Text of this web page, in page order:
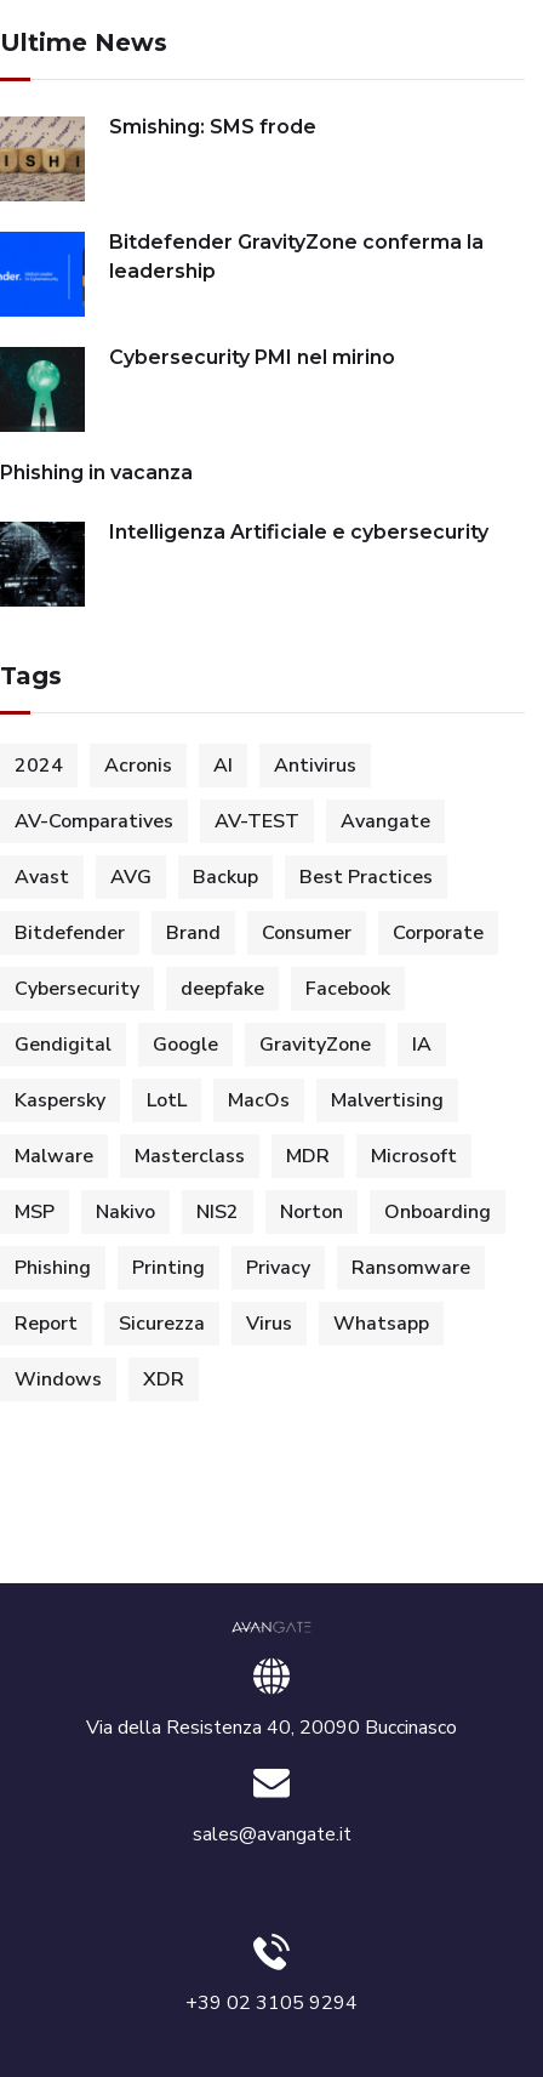
Ultime News
Smishing: SMS frode
Bitdefender GravityZone conferma la
leadership
Cybersecurity PMI nel mirino
Phishing in vacanza
Intelligenza Artificiale e cybersecurity
Tags
2024 Acronis AI Antivirus
AV-Comparatives AV-TEST Avangate
Avast AVG Backup Best Practices
Bitdefender Brand Consumer Corporate
Cybersecurity deepfake Facebook
Gendigital Google GravityZone IA
Kaspersky LotL MacOs Malvertising
Malware Masterclass MDR Microsoft
MSP Nakivo NIS2 Norton Onboarding
Phishing Printing Privacy Ransomware
Report Sicurezza Virus Whatsapp
Windows XDR
Via della Resistenza 40, 20090 Buccinasco
sales@avangate.it
+39 02 3105 9294